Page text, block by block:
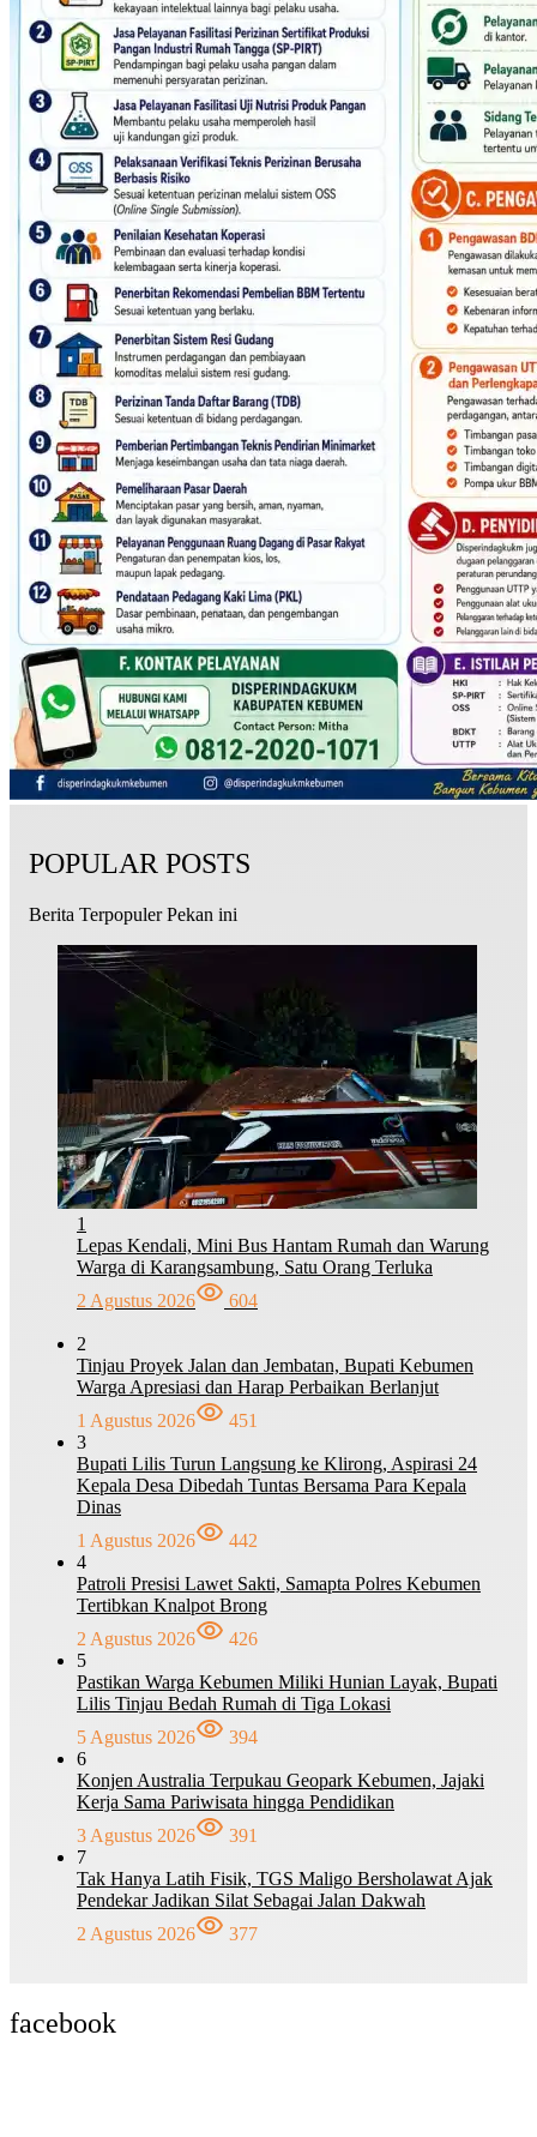
POPULAR POSTS
Berita Terpopuler Pekan ini
1
Lepas Kendali, Mini Bus Hantam Rumah dan Warung
Warga di Karangsambung, Satu Orang Terluka
2 Agustus 2026
604
2
Tinjau Proyek Jalan dan Jembatan, Bupati Kebumen
Warga Apresiasi dan Harap Perbaikan Berlanjut
1 Agustus 2026
451
3
Bupati Lilis Turun Langsung ke Klirong, Aspirasi 24
Kepala Desa Dibedah Tuntas Bersama Para Kepala
Dinas
1 Agustus 2026
442
4
Patroli Presisi Lawet Sakti, Samapta Polres Kebumen
Tertibkan Knalpot Brong
2 Agustus 2026
426
5
Pastikan Warga Kebumen Miliki Hunian Layak, Bupati
Lilis Tinjau Bedah Rumah di Tiga Lokasi
5 Agustus 2026
394
6
Konjen Australia Terpukau Geopark Kebumen, Jajaki
Kerja Sama Pariwisata hingga Pendidikan
3 Agustus 2026
391
7
Tak Hanya Latih Fisik, TGS Maligo Bersholawat Ajak
Pendekar Jadikan Silat Sebagai Jalan Dakwah
2 Agustus 2026
377
facebook